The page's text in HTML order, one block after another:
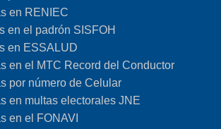
en RENIEC
en el padrón SISFOH
en ESSALUD
en el MTC Record del Conductor
por número de Celular
en multas electorales JNE
en el FONAVI